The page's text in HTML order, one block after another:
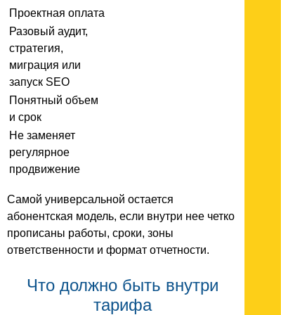
Проектная оплата
Разовый аудит,
стратегия,
миграция или
запуск SEO
Понятный объем
и срок
Не заменяет
регулярное
продвижение
Самой универсальной остается
абонентская модель, если внутри нее четко
прописаны работы, сроки, зоны
ответственности и формат отчетности.
Что должно быть внутри
тарифа